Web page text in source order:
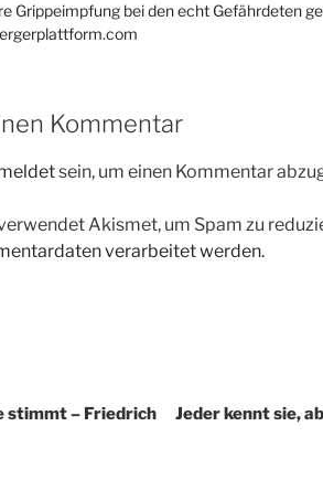
Grippeimpfung bei den echt Gefährdeten
Kommentar
sein, um einen Kommentar
Akismet, um Spam zu
verarbeitet werden.
stimmt – Friedrich
Jeder kennt sie,